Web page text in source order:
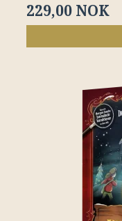
229,00 NOK